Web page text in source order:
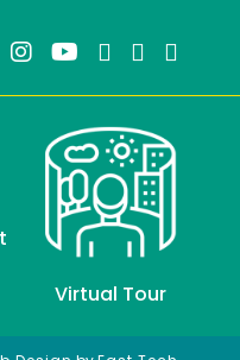
Virtual Tour